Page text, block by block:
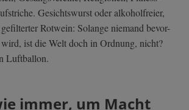
Gesichtswurst oder alkoholfreier,
Rotwein: Solange niemand bevor-
ist die Welt doch in Ordnung, nicht?
Luftballon.
immer, um Macht